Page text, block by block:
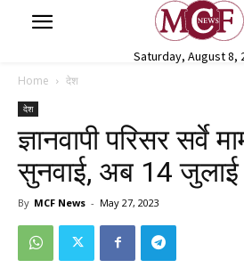
Saturday, August 8,
Home देश
देश
ज्ञानवापी परिसर सर्वे
सुनवाई, अब 14 जुलाई
By MCF News - May 27, 2023